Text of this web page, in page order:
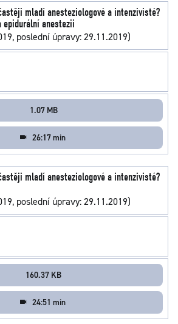
mladí anesteziologové a intenzivisté?
epidurální anestezii
poslední úpravy: 29.11.2019)
1.07 MB
26:17 min
mladí anesteziologové a intenzivisté?
poslední úpravy: 29.11.2019)
160.37 KB
24:51 min